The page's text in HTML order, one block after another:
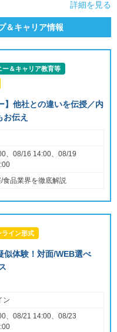
詳細を見る
＆キャリア情報
ー＆キャリア教育等
】他社との違いを伝授／内
お伝え
、08/16 14:00、08/19
食品業界を徹底解説
ライン形式
似体験！対面/WEB選べ
ン
、08/21 14:00、08/23